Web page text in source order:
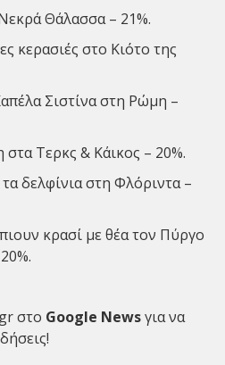
Θάλασσα – 21%.
κερασιές στο Κιότο της
Σιστίνα στη Ρώμη –
Τερκς & Κάικος – 20%.
δελφίνια στη Φλόριντα –
κρασί με θέα τον Πύργο
στο Google Newsγια να